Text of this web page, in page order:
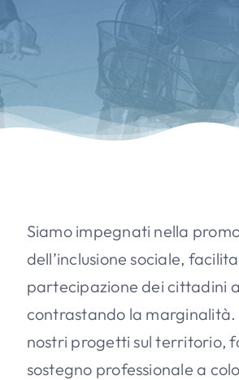
Siamo impegnati nella
dell’inclusione sociale,
partecipazione dei cittadini
contrastando la marginalità.
nostri progetti sul territorio,
sostegno professionale a